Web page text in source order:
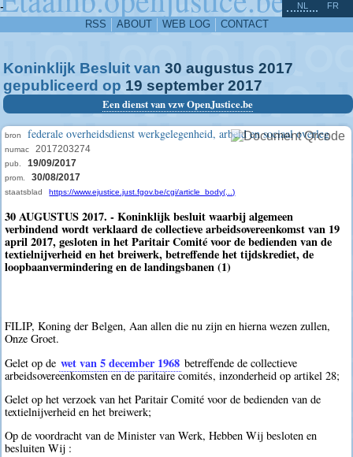
-
RSS ABOUT WEB LOG CONTACT
NL FR
Koninklijk Besluit van 30 augustus 2017
gepubliceerd op 19 september 2017
Een dienst van vzw OpenJustice.be
bron federale overheidsdienst werkgelegenheid, arbeid en sociaal overleg
numac 2017203274
pub. 19/09/2017
prom. 30/08/2017
staatsblad https://www.ejustice.just.fgov.be/cgi/article_body(...)
30 AUGUSTUS 2017. - Koninklijk besluit waarbij algemeen
verbindend wordt verklaard de collectieve arbeidsovereenkomst van 19
april 2017, gesloten in het Paritair Comité voor de bedienden van de
textielnijverheid en het breiwerk, betreffende het tijdskrediet, de
loopbaanvermindering en de landingsbanen (1)
FILIP, Koning der Belgen, Aan allen die nu zijn en hierna wezen zullen,
Onze Groet.
Gelet op de wet van 5 december 1968 betreffende de collectieve
arbeidsovereenkomsten en de paritaire comités, inzonderheid op artikel 28;
Gelet op het verzoek van het Paritair Comité voor de bedienden van de
textielnijverheid en het breiwerk;
Op de voordracht van de Minister van Werk, Hebben Wij besloten en
besluiten Wij :
^